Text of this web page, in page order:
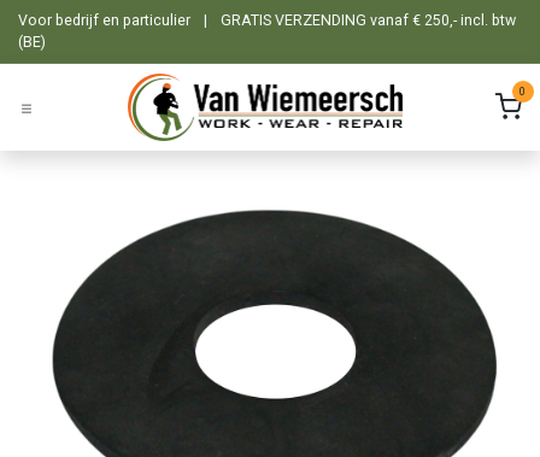
Overslaan naar inhoud
Voor bedrijf en particulier |
GRATIS VERZENDING vanaf € 250,- incl. btw
(BE)
0